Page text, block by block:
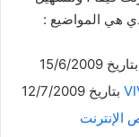
هي المواضيع :
6/2009
بتاريخ 12/7/2009
الإنترنت